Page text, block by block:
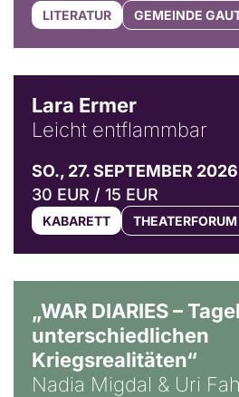
LITERATUR GEMEINDE
Lara Ermer
Leicht entflammbar
SO., 27. SEPTEMBER 2026
30 EUR / 15 EUR
KABARETT
„WAR DIARIES –
unterschiedlichen
Kriegsrealitäten“
Nadia Migdal & Uri